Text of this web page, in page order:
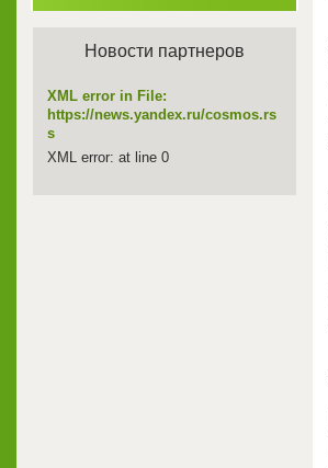
Новости партнеров
XML error in File:
https://news.yandex.ru/cosmos.rs
s
XML error: at line 0